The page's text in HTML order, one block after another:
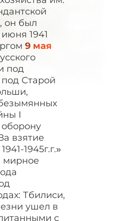
он был
1941
9 мая
под
Старой
I
взятие
1945г.г.»
мирное
Тбилиси,
ушел в
с